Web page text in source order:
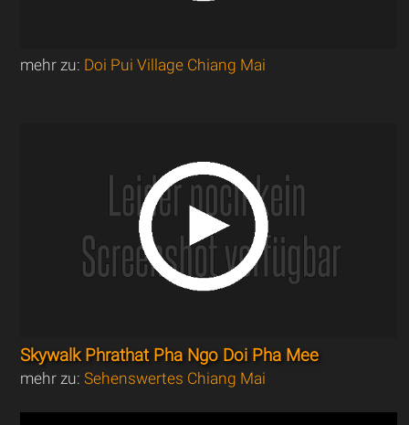
mehr zu: Doi Pui Village Chiang Mai
Skywalk Phrathat Pha Ngo Doi Pha Mee
mehr zu:Sehenswertes Chiang Mai